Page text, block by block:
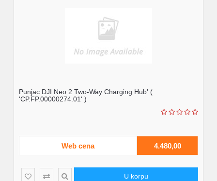
Punjac DJI Neo 2 Two-Way Charging Hub' (
'CP.FP.00000274.01' )
Web cena 4.480,00
U korpu